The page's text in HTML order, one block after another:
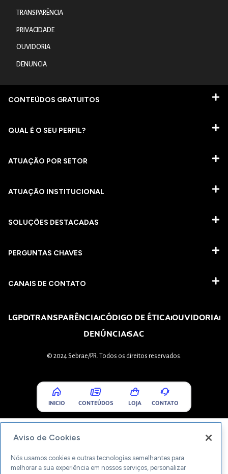
TRANSPARÊNCIA
PRIVACIDADE
OUVIDORIA
DENUNCIA
CONTEÚDOS GRATUITOS
QUAL É O SEU PERFIL?
ATUAÇÃO POR SETOR
ATUAÇÃO INSTITUCIONAL
SOLUÇÕES DESTACADAS
PERGUNTAS CHAVES​
CANAIS DE CONTATO
LGPDTRANSPARÊNCIACÓDIGO DE ÉTICAOUVIDORIA
DENÚNCIASAC
© 2024 Sebrae/PR. Todos os direitos reservados.
INICIO CONTEÚDOS LOJA CONTATO
Aviso de Cookies
Nós usamos cookies e outras tecnologias semelhantes para
melhorar a sua experiência em nossos serviços, personalizar